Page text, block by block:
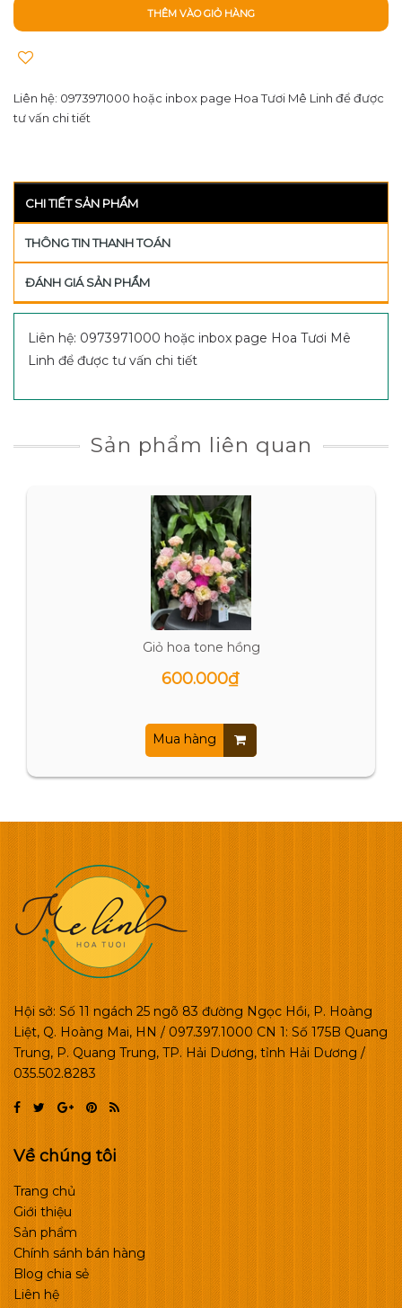
THÊM VÀO GIỎ HÀNG
Liên hệ: 0973971000 hoặc inbox page Hoa Tươi Mê Linh để được
tư vấn chi tiết
CHI TIẾT SẢN PHẨM
THÔNG TIN THANH TOÁN
ĐÁNH GIÁ SẢN PHẨM
Liên hệ: 0973971000 hoặc inbox page Hoa Tươi Mê
Linh để được tư vấn chi tiết
Sản phẩm liên quan
Giỏ hoa tone hồng
600.000₫
Mua hàng
Hội sở: Số 11 ngách 25 ngõ 83 đường Ngọc Hồi, P. Hoàng
Liệt, Q. Hoàng Mai, HN / 097.397.1000 CN 1: Số 175B Quang
Trung, P. Quang Trung, TP. Hải Dương, tỉnh Hải Dương /
035.502.8283
Về chúng tôi
Trang chủ
Giới thiệu
Sản phẩm
Chính sánh bán hàng
Blog chia sẻ
Liên hệ